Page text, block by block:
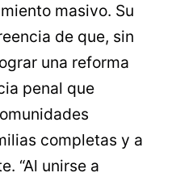
masivo. Su
de que, sin
una reforma
penal que
completas y a
“Al unirse a